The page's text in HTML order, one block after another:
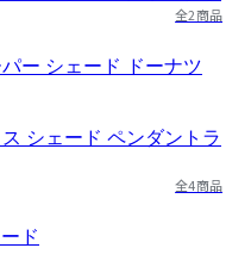
全2商品
ー シェード ドーナツ
全4商品
ド